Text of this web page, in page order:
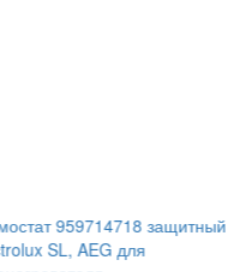
959714718 защитный
SL, AEG для